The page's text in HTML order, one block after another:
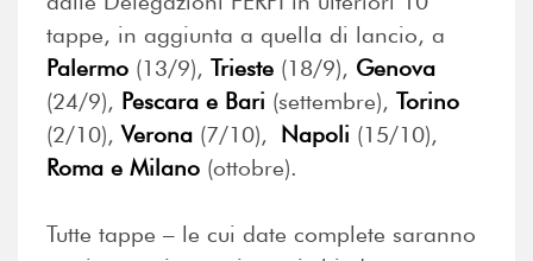
tappe, in aggiunta a quella di lancio, a
Palermo (13/9), Trieste (18/9), Genova
(24/9), Pescara e Bari (settembre), Torino
(2/10),Verona (7/10), Napoli (15/10),
Roma e Milano (ottobre).
Tutte tappe – le cui date complete saranno